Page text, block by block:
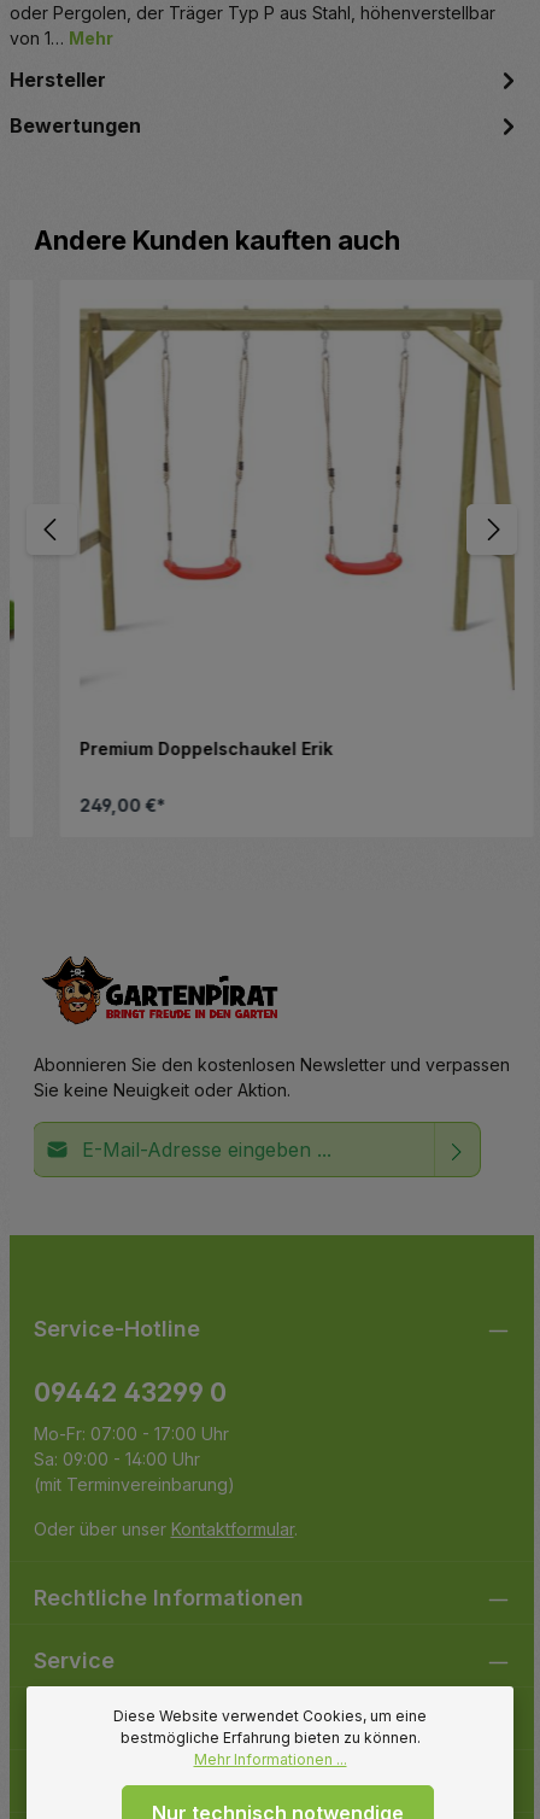
oder Pergolen, der Träger Typ P aus Stahl, höhenverstellbar
von 1… Mehr
Hersteller
Bewertungen
Produktgalerie überspringen
Andere Kunden kauften auch
Premium Doppelschaukel Erik
249,00 €*
Abonnieren Sie den kostenlosen Newsletter und verpassen
Sie keine Neuigkeit oder Aktion.
E-Mail-Adresse*
Service-Hotline
09442 43299 0
Mo-Fr: 07:00 - 17:00 Uhr
Sa: 09:00 - 14:00 Uhr
(mit Terminvereinbarung)
Oder über unser Kontaktformular.
Rechtliche Informationen
Service
Gartenpirat
Folge uns
Diese Website verwendet Cookies, um eine
bestmögliche Erfahrung bieten zu können.
Mehr Informationen ...
Nur technisch notwendige